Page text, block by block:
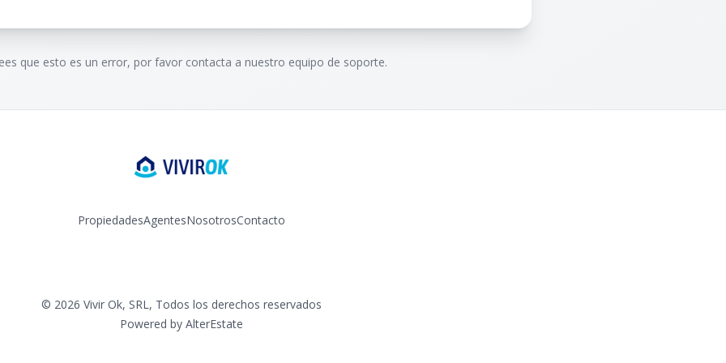
que esto es un error, por favor contacta a nuestro equipo de soporte.
PropiedadesAgentesNosotrosContacto
© 2026 Vivir Ok, SRL, Todos los derechos reservados
Powered by AlterEstate